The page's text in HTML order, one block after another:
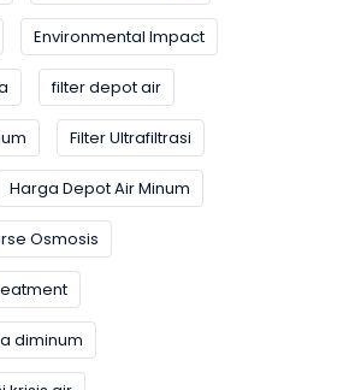
Environmental Impact
filter depot air
Filter Ultrafiltrasi
Harga Depot Air Minum
Osmosis
diminum